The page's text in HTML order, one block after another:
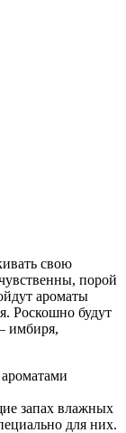
свою
порой
ароматы
Роскошно будут
имбиря,
запах влажных
для них.